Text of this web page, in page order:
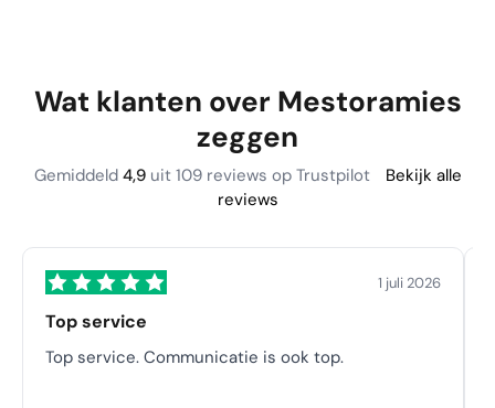
Wat klanten over Mestoramies
zeggen
Gemiddeld 4,9uit 109 reviews op Trustpilot
Bekijk alle
reviews
1 juli 2026
Top service
Top service. Communicatie is ook top.